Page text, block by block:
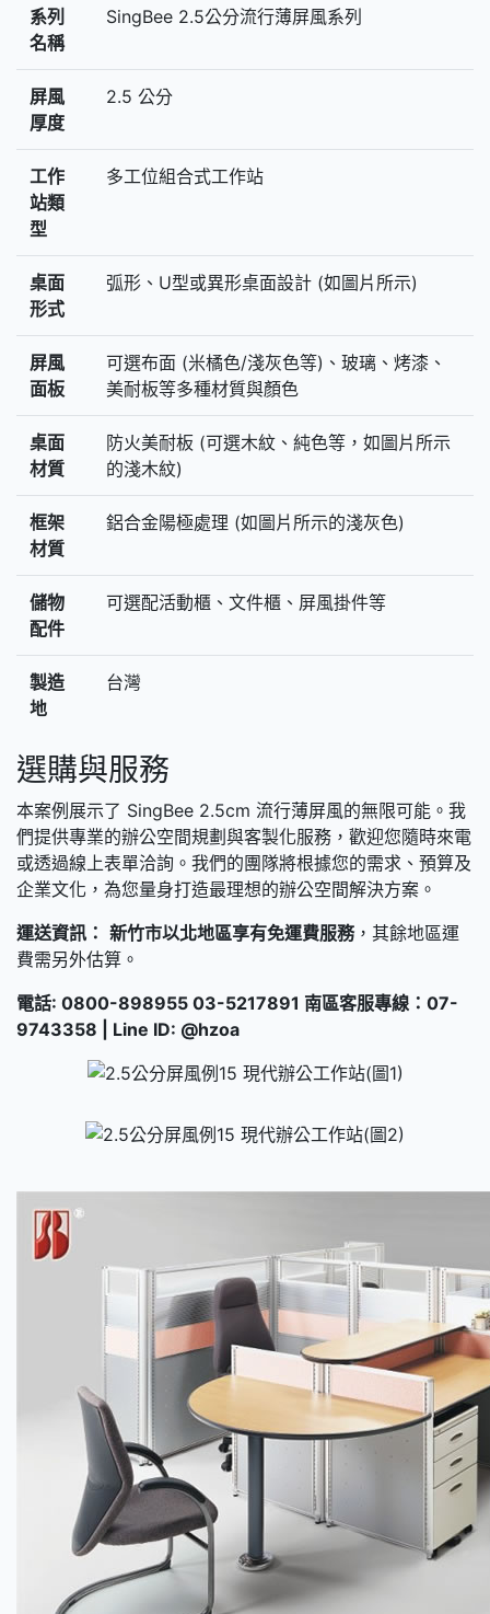
系列
名稱
SingBee 2.5公分流行薄屏風系列
屏風
厚度
2.5 公分
工作
站類
型
多工位組合式工作站
桌面
形式
弧形、U型或異形桌面設計 (如圖片所示)
屏風
面板
可選布面 (米橘色/淺灰色等)、玻璃、烤漆、
美耐板等多種材質與顏色
桌面
材質
防火美耐板 (可選木紋、純色等，如圖片所示
的淺木紋)
框架
材質
鋁合金陽極處理 (如圖片所示的淺灰色)
儲物
配件
可選配活動櫃、文件櫃、屏風掛件等
製造
地
台灣
選購與服務
本案例展示了 SingBee 2.5cm 流行薄屏風的無限可能。我
們提供專業的辦公空間規劃與客製化服務，歡迎您隨時來電
或透過線上表單洽詢。我們的團隊將根據您的需求、預算及
企業文化，為您量身打造最理想的辦公空間解決方案。
運送資訊： 新竹市以北地區享有免運費服務，其餘地區運
費需另外估算。
電話: 0800-898955 03-5217891 南區客服專線：07-
9743358 | Line ID: @hzoa